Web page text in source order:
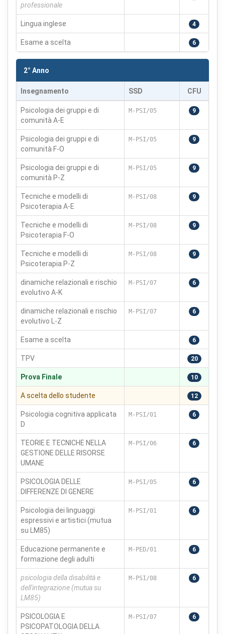
professionale
Lingua inglese 4
Esame a scelta 6
2° Anno
Insegnamento SSD CFU
Psicologia dei gruppi e di
comunità A-E
M-PSI/05 9
Psicologia dei gruppi e di
comunità F-O
M-PSI/05 9
Psicologia dei gruppi e di
comunità P-Z
M-PSI/05 9
Tecniche e modelli di
Psicoterapia A-E
M-PSI/08 9
Tecniche e modelli di
Psicoterapia F-O
M-PSI/08 9
Tecniche e modelli di
Psicoterapia P-Z
M-PSI/08 9
dinamiche relazionali e rischio
evolutivo A-K
M-PSI/07 6
dinamiche relazionali e rischio
evolutivo L-Z
M-PSI/07 6
Esame a scelta 6
TPV 20
Prova Finale 10
A scelta dello studente 12
Psicologia cognitiva applicata
D
M-PSI/01 6
TEORIE E TECNICHE NELLA
GESTIONE DELLE RISORSE
UMANE
M-PSI/06 6
PSICOLOGIA DELLE
DIFFERENZE DI GENERE
M-PSI/05 6
Psicologia dei linguaggi
espressivi e artistici (mutua
su LM85)
M-PSI/01 6
Educazione permanente e
formazione degli adulti
M-PED/01 6
psicologia della disabilità e
dell'integrazione (mutua su
LM85)
M-PSI/08 6
PSICOLOGIA E
PSICOPATOLOGIA DELLA
M-PSI/07 6
Cookie di preferenze
Permettono al sito di ricordare scelte che modificano
l'aspetto o il comportamento (es. lingua, layout).
sito tramite dati raccolti in forma anonima o aggregata.
Cookie di marketing
siti web allo scopo di mostrare annunci pertinenti.
Rifiuta tutti